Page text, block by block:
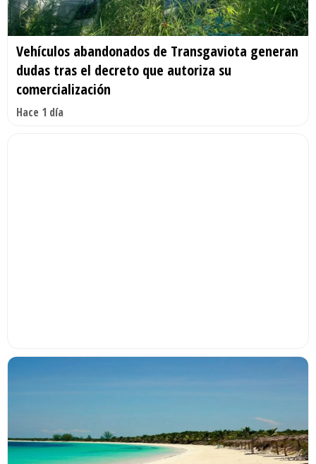
Vehículos abandonados de Transgaviota generan
dudas tras el decreto que autoriza su
comercialización
Hace 1 día